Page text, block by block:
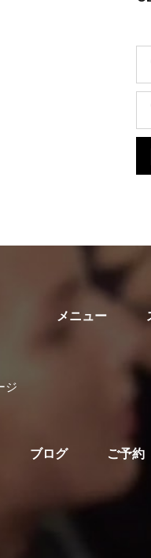
ジ
メニュー
ブログ ご予約